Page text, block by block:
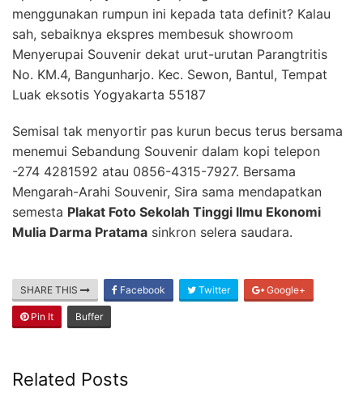
menggunakan rumpun ini kepada tata definit? Kalau
sah, sebaiknya ekspres membesuk showroom
Menyerupai Souvenir dekat urut-urutan Parangtritis
No. KM.4, Bangunharjo. Kec. Sewon, Bantul, Tempat
Luak eksotis Yogyakarta 55187
Semisal tak menyortir pas kurun becus terus bersama
menemui Sebandung Souvenir dalam kopi telepon
-274 4281592 atau 0856-4315-7927. Bersama
Mengarah-Arahi Souvenir, Sira sama mendapatkan
semesta Plakat Foto Sekolah Tinggi Ilmu Ekonomi
Mulia Darma Pratama sinkron selera saudara.
SHARE THIS Facebook Twitter Google+
Pin It Buffer
Related Posts